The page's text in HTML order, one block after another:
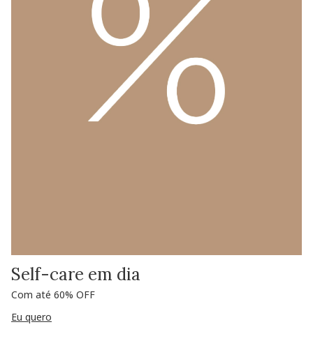
Self-care em dia
Com até 60% OFF
Eu quero